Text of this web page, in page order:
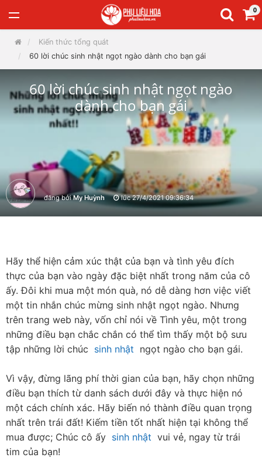
0
Kiến thức tổng quát
60 lời chúc sinh nhật ngọt ngào dành cho bạn gái
60 lời chúc sinh nhật ngọt ngào
dành cho bạn gái
đăng bởiMy Huỳnh lúc27/4/2021 09:36:34
Hãy thể hiện cảm xúc thật của bạn và tình yêu đích
thực của bạn vào ngày đặc biệt nhất trong năm của cô
ấy. Đôi khi mua một món quà, nó dễ dàng hơn việc viết
một tin nhắn chúc mừng sinh nhật ngọt ngào. Nhưng
trên trang web này, vốn chỉ nói về Tình yêu, một trong
những điều bạn chắc chắn có thể tìm thấy một bộ sưu
tập những lời chúc sinh nhật
  ngọt ngào cho bạn gái.
Vì vậy, đừng lãng phí thời gian của bạn, hãy chọn những
điều bạn thích từ danh sách dưới đây và thực hiện nó
một cách chính xác. Hãy biến nó thành điều quan trọng
nhất trên trái đất! Kiếm tiền tốt nhất hiện tại không thể
mua được; Chúc cô ấy sinh nhật
  vui vẻ, ngay từ trái
tim của bạn!